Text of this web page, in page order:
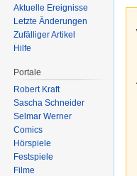
Aktuelle Ereignisse
Letzte Änderungen
Zufälliger Artikel
Hilfe
Portale
Robert Kraft
Sascha Schneider
Selmar Werner
Comics
Hörspiele
Festspiele
Filme